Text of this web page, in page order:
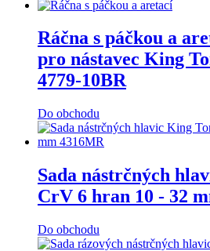
Ráčna s páčkou a
pro nástavec King
4779-10BR
Do obchodu
Sada nástrčných
CrV 6 hran 10 - 32
Do obchodu